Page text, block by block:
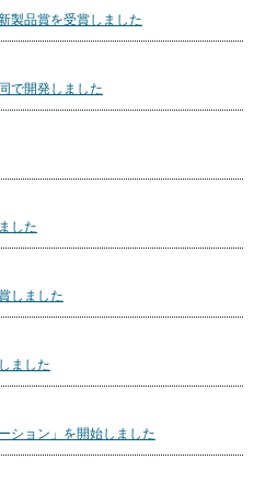
製品賞を受賞しました
で開発しました
した
しました
ました
ション」を開始しました